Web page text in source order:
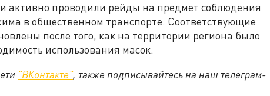
активно проводили рейды на предмет соблюдения
в общественном транспорте. Соответствующие
после того, как на территории региона было
использования масок.
"ВКонтакте", также подписывайтесь на наш телеграм-